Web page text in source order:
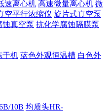
速离心机 高速微量离心机 微
空平行浓缩仪 旋片式真空泵
蚀真空泵 抗化学腐蚀隔膜泵
干机 蓝色外观恒温槽 白色外
10B 均质头HR-